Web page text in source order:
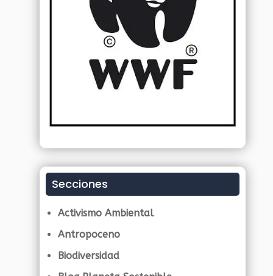
Secciones
Activismo Ambiental
Antropoceno
Biodiversidad